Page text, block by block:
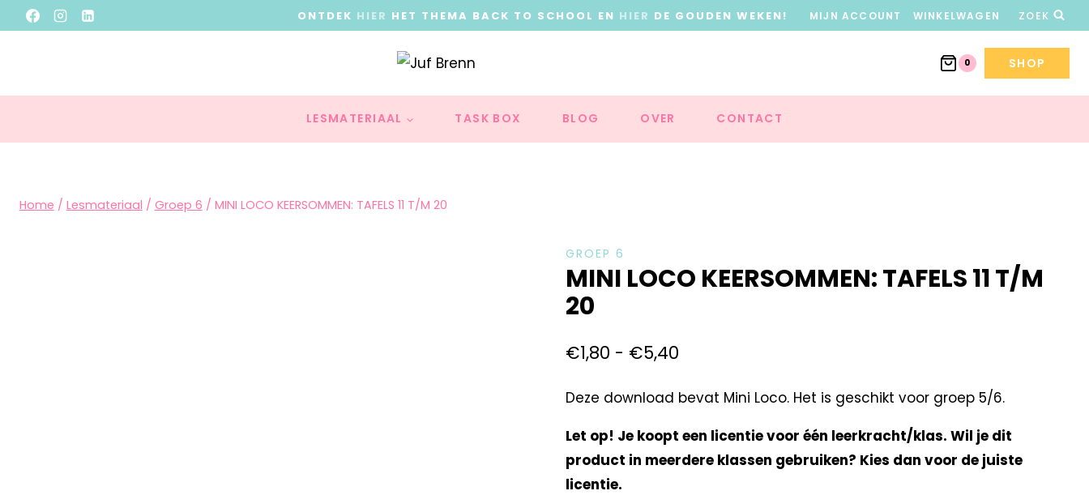
ONTDEK HIER HET THEMA BACK TO SCHOOL EN HIER DE GOUDEN WEKEN! MIJN ACCOUNT WINKELWAGEN ZOEK
0 SHOP
LESMATERIAAL TASK BOX BLOG OVER CONTACT
Home / Lesmateriaal / Groep 6 / MINI LOCO KEERSOMMEN: TAFELS 11 T/M 20
GROEP 6
MINI LOCO KEERSOMMEN: TAFELS 11 T/M
20
€1,80 - €5,40
Deze download bevat Mini Loco. Het is geschikt voor groep 5/6.
Let op! Je koopt een licentie voor één leerkracht/klas. Wil je dit
product in meerdere klassen gebruiken? Kies dan voor de juiste
licentie.